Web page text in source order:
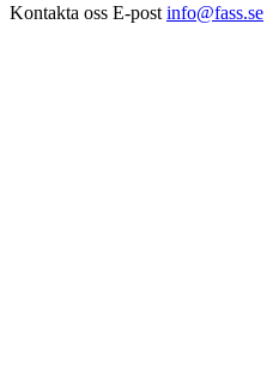
Kontakta oss E-post info@fass.se